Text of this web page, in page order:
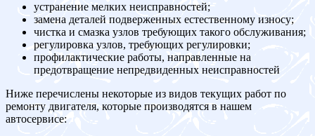
устранение мелких неисправностей;
замена деталей подверженных естественному износу;
чистка и смазка узлов требующих такого обслуживания;
регулировка узлов, требующих регулировки;
профилактические работы, направленные на
предотвращение непредвиденных неисправностей
Ниже перечислены некоторые из видов текущих работ по
ремонту двигателя, которые производятся в нашем
автосервисе: